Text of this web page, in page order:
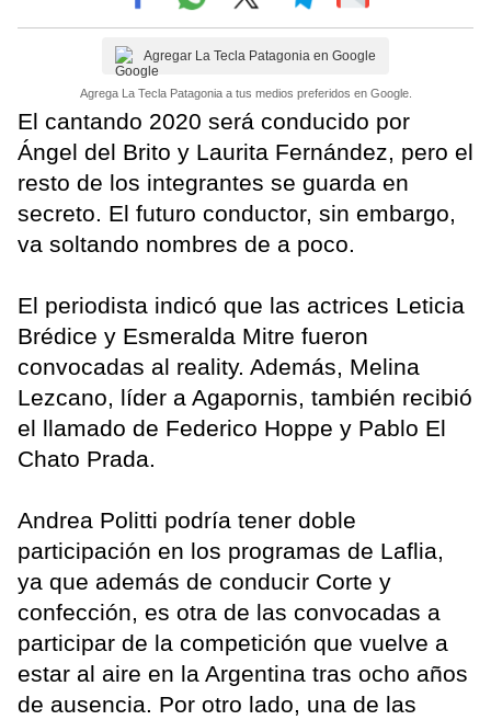
Agregar La Tecla Patagonia en Google
Agrega La Tecla Patagonia a tus medios preferidos en Google.
El cantando 2020 será conducido por
Ángel del Brito y Laurita Fernández, pero el
resto de los integrantes se guarda en
secreto. El futuro conductor, sin embargo,
va soltando nombres de a poco.
El periodista indicó que las actrices Leticia
Brédice y Esmeralda Mitre fueron
convocadas al reality. Además, Melina
Lezcano, líder a Agapornis, también recibió
el llamado de Federico Hoppe y Pablo El
Chato Prada.
Andrea Politti podría tener doble
participación en los programas de Laflia,
ya que además de conducir Corte y
confección, es otra de las convocadas a
participar de la competición que vuelve a
estar al aire en la Argentina tras ocho años
de ausencia. Por otro lado, una de las